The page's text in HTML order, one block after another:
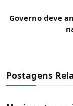
Governo deve
Postagens